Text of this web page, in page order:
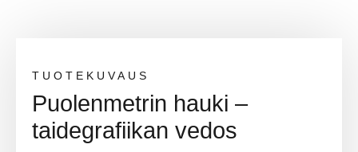
TUOTEKUVAUS
Puolenmetrin hauki –
taidegrafiikan vedos